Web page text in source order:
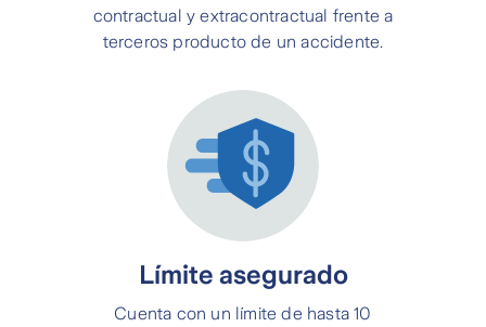
contractual y extracontractual frente a
terceros producto de un accidente.
Límite asegurado
Cuenta con un límite de hasta 10